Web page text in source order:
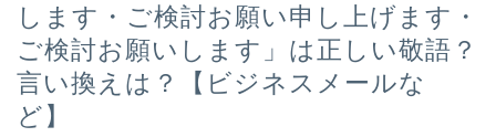
します・ご検討お願い申し上げます・
ご検討お願いします」は正しい敬語？
言い換えは？【ビジネスメールな
ど】